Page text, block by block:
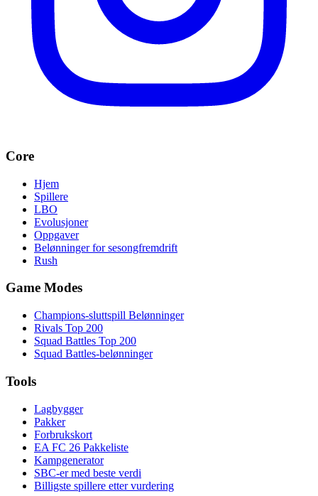
Core
Hjem
Spillere
LBO
Evolusjoner
Oppgaver
Belønninger for sesongfremdrift
Rush
Game Modes
Champions-sluttspill Belønninger
Rivals Top 200
Squad Battles Top 200
Squad Battles-belønninger
Tools
Lagbygger
Pakker
Forbrukskort
EA FC 26 Pakkeliste
Kampgenerator
SBC-er med beste verdi
Billigste spillere etter vurdering